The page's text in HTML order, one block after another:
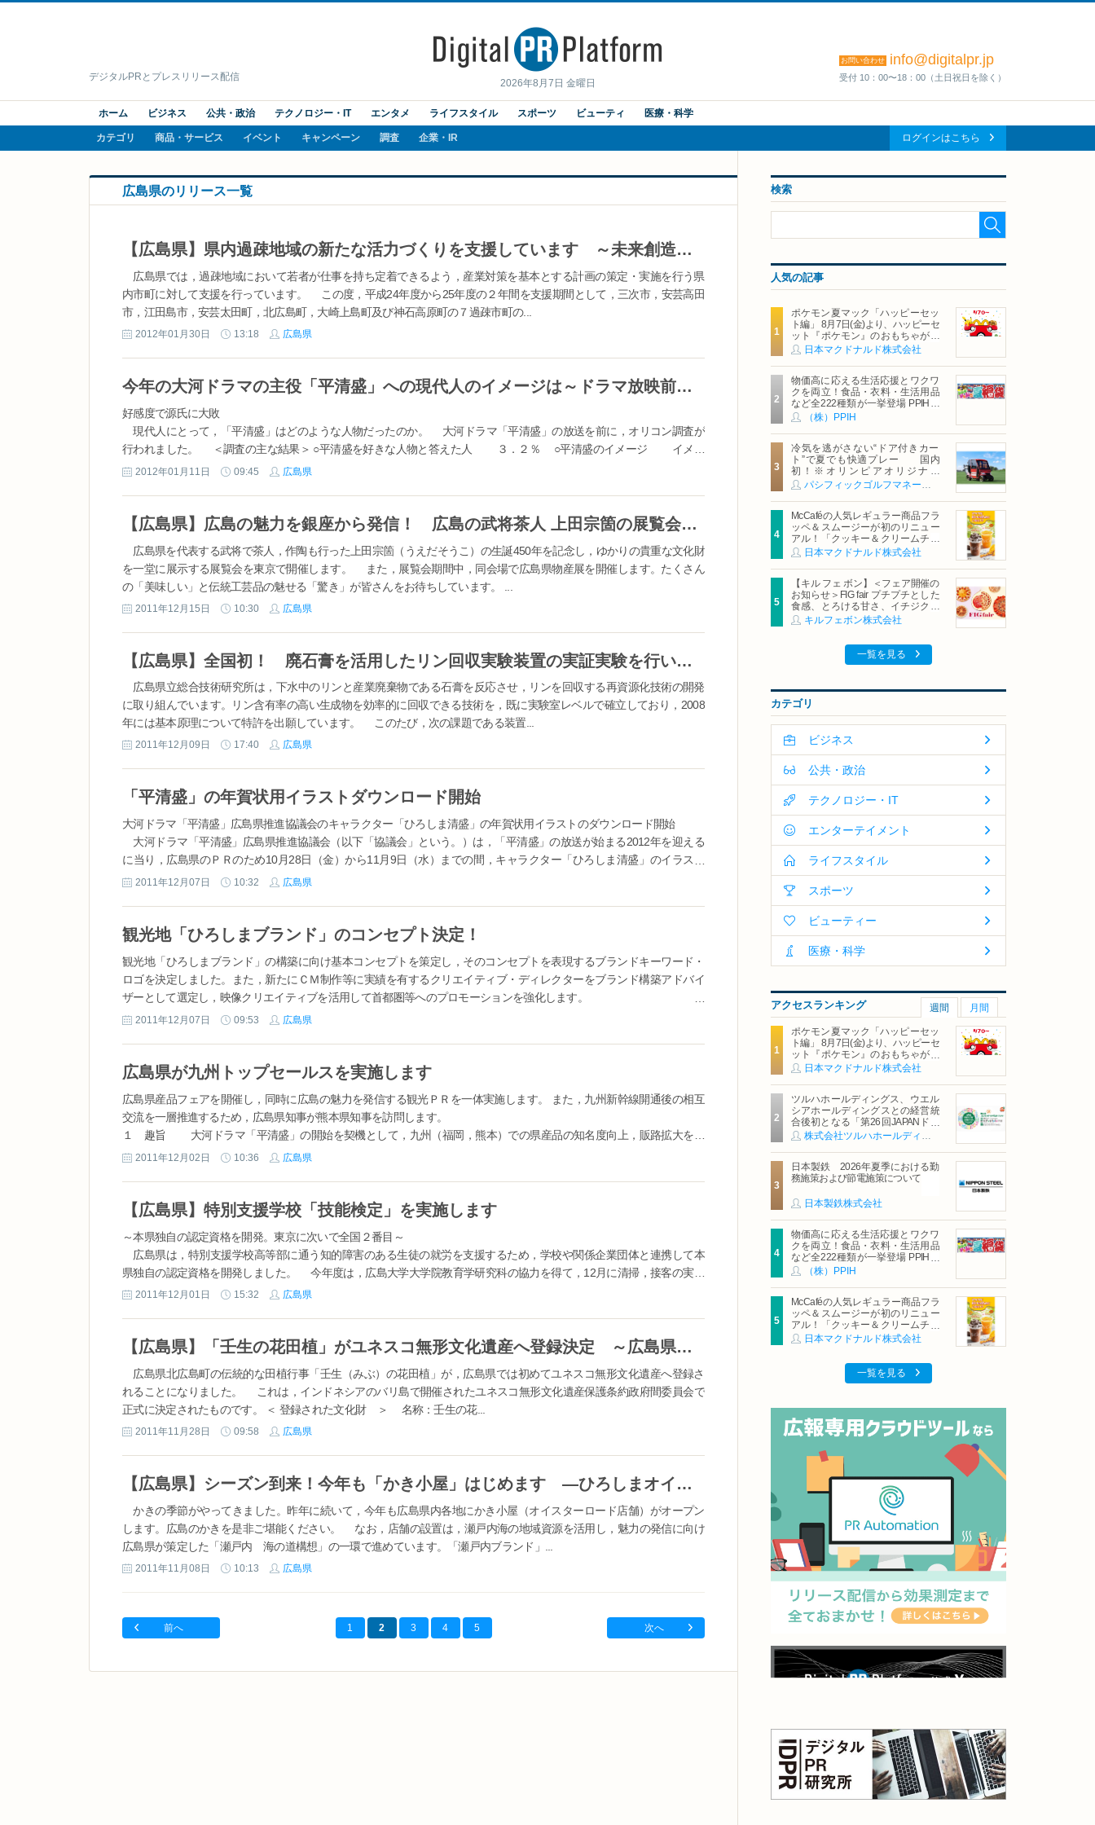
2026年8月7日 金曜日
デジタルPRとプレスリリース配信
お問い合わせ info@digitalpr.jp
受付 10：00〜18：00（土日祝日を除く）
ホーム ビジネス 公共・政治 テクノロジー・IT エンタメ ライフスタイル スポーツ ビューティ 医療・科学
カテゴリ 商品・サービス イベント キャンペーン 調査 企業・IR ログインはこちら
広島県のリリース一覧
【広島県】県内過疎地域の新たな活力づくりを支援しています ～未来創造支援事業～
広島県では，過疎地域において若者が仕事を持ち定着できるよう，産業対策を基本とする計画の策定・実施を行う県
内市町に対して支援を行っています。 この度，平成24年度から25年度の２年間を支援期間として，三次市，安芸高田
市，江田島市，安芸太田町，北広島町，大崎上島町及び神石高原町の７過疎市町の...
2012年01月30日 13:18 広島県
今年の大河ドラマの主役「平清盛」への現代人のイメージは～ドラマ放映前～＜オリコン調べ＞
好感度で源氏に大敗
現代人にとって，「平清盛」はどのような人物だったのか。 大河ドラマ「平清盛」の放送を前に，オリコン調査が
行われました。 ＜調査の主な結果＞ ○平清盛を好きな人物と答えた人 ３．２％ ○平清盛のイメージ イメー
ジがあまりよくない ５６．８％ イメージがよくない ...
2012年01月11日 09:45 広島県
【広島県】広島の魅力を銀座から発信！ 広島の武将茶人 上田宗箇の展覧会と広島県物産展を行います
広島県を代表する武将で茶人，作陶も行った上田宗箇（うえだそうこ）の生誕450年を記念し，ゆかりの貴重な文化財
を一堂に展示する展覧会を東京で開催します。 また，展覧会期間中，同会場で広島県物産展を開催します。たくさん
の「美味しい」と伝統工芸品の魅せる「驚き」が皆さんをお待ちしています。 ...
2011年12月15日 10:30 広島県
【広島県】全国初！ 廃石膏を活用したリン回収実験装置の実証実験を行います
広島県立総合技術研究所は，下水中のリンと産業廃棄物である石膏を反応させ，リンを回収する再資源化技術の開発
に取り組んでいます。リン含有率の高い生成物を効率的に回収できる技術を，既に実験室レベルで確立しており，2008
年には基本原理について特許を出願しています。 このたび，次の課題である装置...
2011年12月09日 17:40 広島県
「平清盛」の年賀状用イラストダウンロード開始
大河ドラマ「平清盛」広島県推進協議会のキャラクター「ひろしま清盛」の年賀状用イラストのダウンロード開始
大河ドラマ「平清盛」広島県推進協議会（以下「協議会」という。）は，「平清盛」の放送が始まる2012年を迎える
に当り，広島県のＰＲのため10月28日（金）から11月9日（水）までの間，キャラクター「ひろしま清盛」のイラスト
入り年賀はがきの作成・販売を行いました。 その結果，当初予定していた...
2011年12月07日 10:32 広島県
観光地「ひろしまブランド」のコンセプト決定！
観光地「ひろしまブランド」の構築に向け基本コンセプトを策定し，そのコンセプトを表現するブランドキーワード・
ロゴを決定しました。また，新たにＣＭ制作等に実績を有するクリエイティブ・ディレクターをブランド構築アドバイ
ザーとして選定し，映像クリエイティブを活用して首都圏等へのプロモーションを強化します。
１ 趣旨 観光地「ひろしまブランド」の構築に向け，基本コンセプトを策定し，そのコンセプトを表現するブラン
2011年12月07日 09:53 広島県
広島県が九州トップセールスを実施します
広島県産品フェアを開催し，同時に広島の魅力を発信する観光ＰＲを一体実施します。 また，九州新幹線開通後の相互
交流を一層推進するため，広島県知事が熊本県知事を訪問します。
１ 趣旨 大河ドラマ「平清盛」の開始を契機として，九州（福岡，熊本）での県産品の知名度向上，販路拡大を図
るため，株式会社イズミ(包括協定締結先)と連携し，広島県産品フェア（「広島味じまん」）を開催することとし，同フ
2011年12月02日 10:36 広島県
【広島県】特別支援学校「技能検定」を実施します
～本県独自の認定資格を開発。東京に次いで全国２番目～
広島県は，特別支援学校高等部に通う知的障害のある生徒の就労を支援するため，学校や関係企業団体と連携して本
県独自の認定資格を開発しました。 今年度は，広島大学大学院教育学研究科の協力を得て，12月に清掃，接客の実技
による技能検定を初めて実施します。 この技能検定では，受検者の挨拶，態度...
2011年12月01日 15:32 広島県
【広島県】「壬生の花田植」がユネスコ無形文化遺産へ登録決定 ～広島県で初～
広島県北広島町の伝統的な田植行事「壬生（みぶ）の花田植」が，広島県では初めてユネスコ無形文化遺産へ登録さ
れることになりました。 これは，インドネシアのバリ島で開催されたユネスコ無形文化遺産保護条約政府間委員会で
正式に決定されたものです。 ＜ 登録された文化財 ＞ 名称：壬生の花...
2011年11月28日 09:58 広島県
【広島県】シーズン到来！今年も「かき小屋」はじめます ―ひろしまオイスターロードー
かきの季節がやってきました。昨年に続いて，今年も広島県内各地にかき小屋（オイスターロード店舗）がオープン
します。広島のかきを是非ご堪能ください。 なお，店舗の設置は，瀬戸内海の地域資源を活用し，魅力の発信に向け
広島県が策定した「瀬戸内 海の道構想」の一環で進めています。「瀬戸内ブランド」...
2011年11月08日 10:13 広島県
前へ 1 2 3 4 5 次へ
検索
人気の記事
ポケモン夏マック「ハッピーセッ
ト編」 8月7日(金)より、ハッピーセ
ット『ポケモン』のおもちゃが期
間限定登場
日本マクドナルド株式会社
物価高に応える生活応援とワクワ
クを両立！食品・衣料・生活用品
など全222種類が一挙登場 PPIHグ
ループ「夏福袋」＆セール 8月6日
(木)より順次スタート
（株）PPIH
冷気を逃がさない“ドア付きカー
ト”で夏でも快適プレー 国内
初！※オリンピアオリジナル
「AirCon Cart（エアコンカー
ト）」導入 | ＰＧＭ
McCaféの人気レギュラー商品フラ
ッペ＆スムージーが初のリニュー
アル！「クッキー＆クリームチョ
コフラッペ」「マンゴースムージ
ー」8月5日（水）から販売開始
日本マクドナルド株式会社
【キル フェ ボン】＜フェア開催の
お知らせ＞FIG fair プチプチとした
食感、とろける甘さ、イチジクの
魅力をたっぷりと。新作を含め、
イチジク尽くしの全4種が登場8月
キルフェボン株式会社
一覧を見る
カテゴリ
ビジネス
公共・政治
テクノロジー・IT
エンターテイメント
ライフスタイル
スポーツ
ビューティー
医療・科学
アクセスランキング 週間 月間
ポケモン夏マック「ハッピーセッ
ト編」 8月7日(金)より、ハッピーセ
ット『ポケモン』のおもちゃが期
間限定登場
日本マクドナルド株式会社
ツルハホールディングス、ウエル
シアホールディングスとの経営統
合後初となる「第26回JAPANドラ
ッグストアショー」に出展
株式会社ツルハホールディングス
日本製鉄 2026年夏季における勤
務施策および節電施策について
日本製鉄株式会社
物価高に応える生活応援とワクワ
クを両立！食品・衣料・生活用品
など全222種類が一挙登場 PPIHグ
ループ「夏福袋」＆セール 8月6日
（株）PPIH
McCaféの人気レギュラー商品フラ
ッペ＆スムージーが初のリニュー
アル！「クッキー＆クリームチョ
コフラッペ」「マンゴースムージ
日本マクドナルド株式会社
一覧を見る